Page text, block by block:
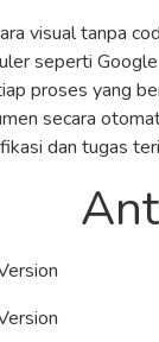
visual tanpa
seperti
proses yang
secara
dan tugas